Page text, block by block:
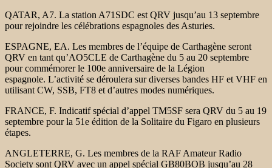
QATAR, A7. La station A71SDC est QRV jusqu’au 13 septembre
pour rejoindre les célébrations espagnoles des Asturies.
ESPAGNE, EA. Les membres de l’équipe de Carthagène seront
QRV en tant qu’AO5CLE de Carthagène du 5 au 20 septembre
pour commémorer le 100e anniversaire de la Légion
espagnole. L’activité se déroulera sur diverses bandes HF et VHF en
utilisant CW, SSB, FT8 et d’autres modes numériques.
FRANCE, F. Indicatif spécial d’appel TM5SF sera QRV du 5 au 19
septembre pour la 51e édition de la Solitaire du Figaro en plusieurs
étapes.
ANGLETERRE, G. Les membres de la RAF Amateur Radio
Society sont QRV avec un appel spécial GB80BOB jusqu’au 28